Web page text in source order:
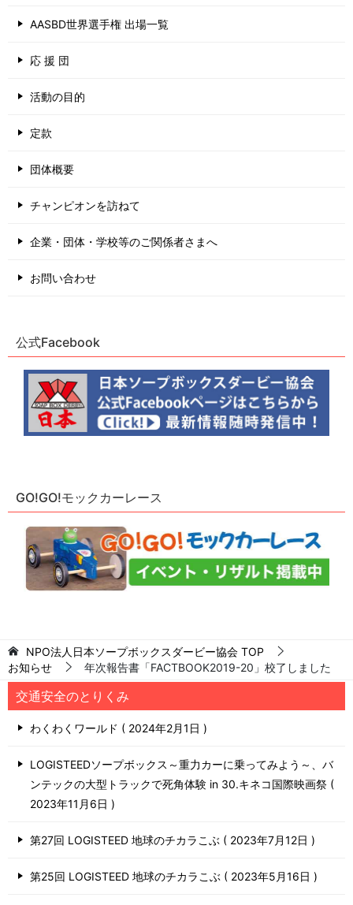
AASBD世界選手権 出場一覧
応 援 団
活動の目的
定款
団体概要
チャンピオンを訪ねて
企業・団体・学校等のご関係者さまへ
お問い合わせ
公式Facebook
GO!GO!モックカーレース
NPO法人日本ソープボックスダービー協会 TOP
お知らせ
年次報告書「FACTBOOK2019-20」校了しました
交通安全のとりくみ
わくわくワールド 2024年2月1日
LOGISTEEDソープボックス～重力カーに乗ってみよう～、バ
ンテックの大型トラックで死角体験 in 30.キネコ国際映画祭
2023年11月6日
第27回 LOGISTEED 地球のチカラこぶ 2023年7月12日
第25回 LOGISTEED 地球のチカラこぶ 2023年5月16日